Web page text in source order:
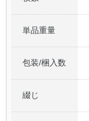
単品重量
包装/梱入数
綴じ